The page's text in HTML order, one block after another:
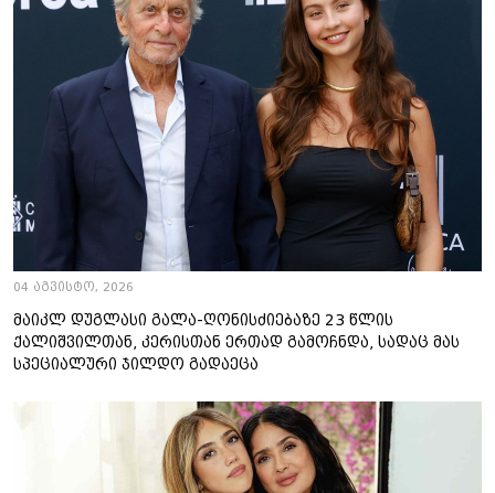
04 აგვისტო, 2026
მაიკლ დუგლასი გალა-ღონისძიებაზე 23 წლის
ქალიშვილთან, კერისთან ერთად გამოჩნდა, სადაც მას
სპეციალური ჯილდო გადაეცა